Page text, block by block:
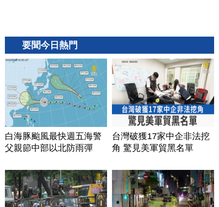
要聞今日熱門
白海豚颱風最快週五海警
父親節中部以北防雨彈
台灣破獲17家中企非法挖
角 驚見美軍貿黑名單